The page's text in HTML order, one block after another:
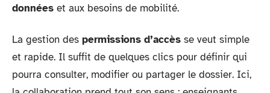
données et aux besoins de mobilité.
La gestion des permissions d’accès se veut simple
et rapide. Il suffit de quelques clics pour définir qui
pourra consulter, modifier ou partager le dossier. Ici,